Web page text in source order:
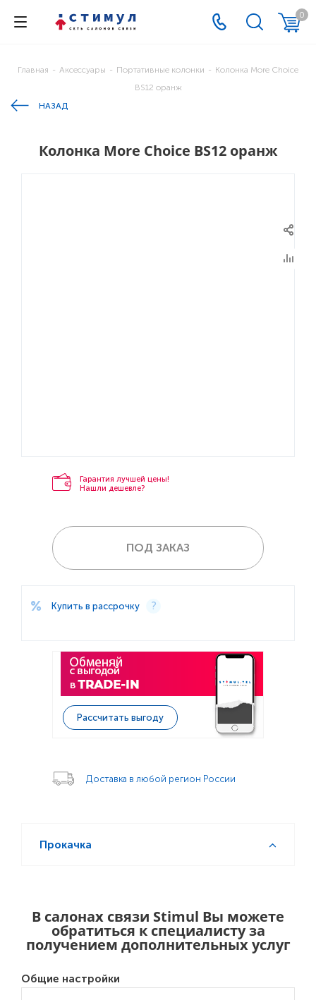
0
Главная - Аксессуары - Портативные колонки - Колонка More Choice
BS12 оранж
НАЗАД
Колонка More Choice BS12 оранж
Гарантия лучшей цены!
Нашли дешевле?
ПОД ЗАКАЗ
Купить в рассрочку
Рассчитать выгоду
Доставка в любой регион России
Прокачка
В салонах связи Stimul Вы можете
обратиться к специалисту за
получением дополнительных услуг
Общие настройки